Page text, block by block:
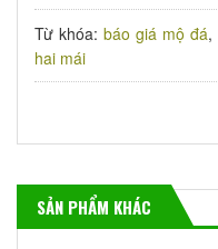
Từ khóa:báo giá mộ đá,
hai mái
SẢN PHẨM KHÁC